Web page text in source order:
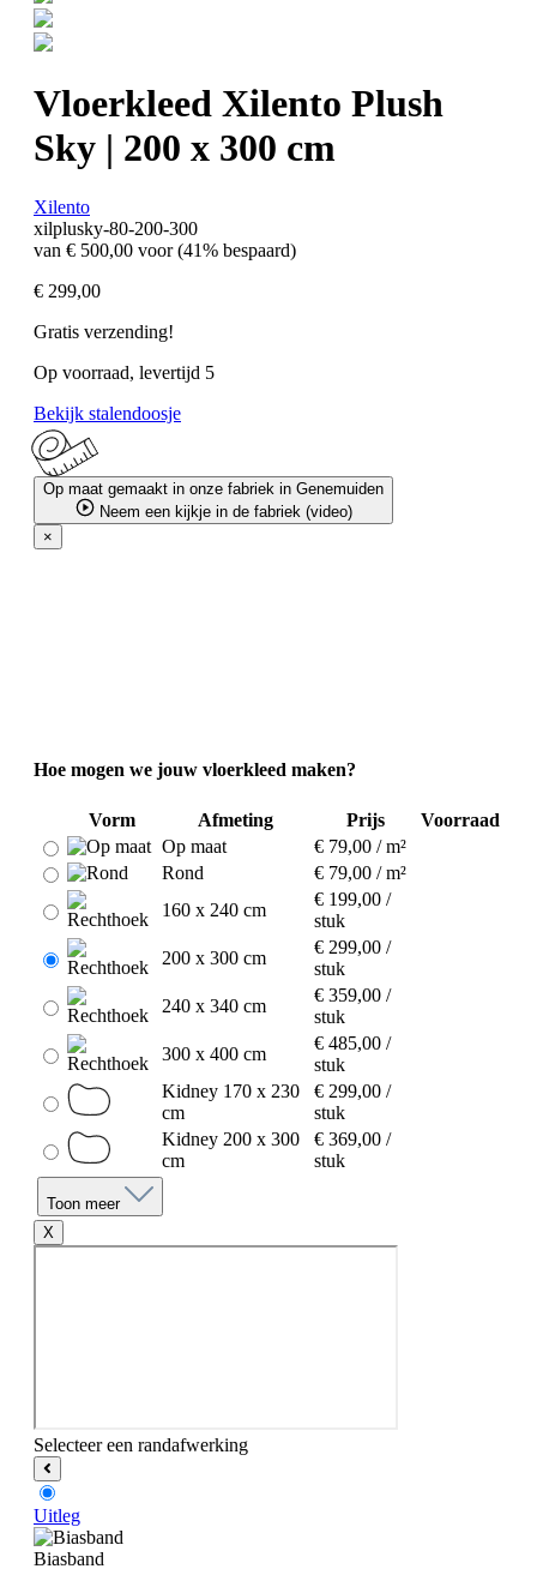
Vloerkleed Xilento Plush
Sky | 200 x 300 cm
Xilento
xilplusky-80-200-300
van € 500,00 voor(41% bespaard)
€ 299,00
Gratis verzending!
Op voorraad, levertijd 5
Bekijk stalendoosje
Op maat gemaakt in onze fabriek in Genemuiden
Neem een kijkje in de fabriek (video)
×
Hoe mogen we jouw vloerkleed maken?
Vorm Afmeting Prijs
Voorraad
Op maat
€ 79,00 / m²
Rond
€ 79,00 / m²
160 x 240 cm
€ 199,00 /
stuk
200 x 300 cm
€ 299,00 /
stuk
240 x 340 cm
€ 359,00 /
stuk
300 x 400 cm
€ 485,00 /
stuk
Kidney 170 x 230
cm
€ 299,00 /
stuk
Kidney 200 x 300
cm
€ 369,00 /
stuk
Toon meer
X
Selecteer een randafwerking
Uitleg
Biasband